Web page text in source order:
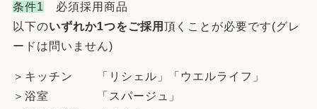
条件1 必須採用商品
以下のいずれか1つをご採用 頂くことが必要です(グレ
ードは問いません)
＞キッチン 「リシェル」「ウエルライフ」
＞浴室 「スパージュ」